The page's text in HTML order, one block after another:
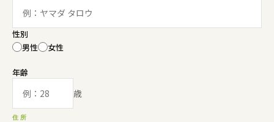
性別
男性
女性
年齢
歳
住所